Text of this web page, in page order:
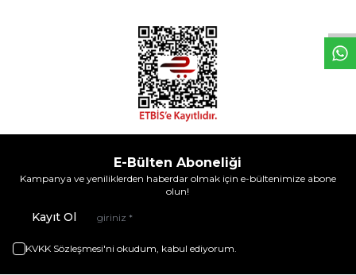
E-Bülten Aboneliği
Kampanya ve yeniliklerden haberdar olmak için e-bültenimize abone
olun!
Kayıt Ol
KVKK Sözleşmesi'ni okudum, kabul ediyorum.